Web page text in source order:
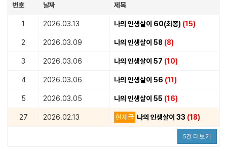
번호 날짜 제목
1 2026.03.13 나의 인생살이 60(최종) (15)
2 2026.03.09 나의 인생살이 58 (8)
3 2026.03.06 나의 인생살이 57 (10)
4 2026.03.06 나의 인생살이 56 (11)
5 2026.03.05 나의 인생살이 55 (16)
27 2026.02.13 현재글 나의 인생살이 33 (18)
5건 더보기